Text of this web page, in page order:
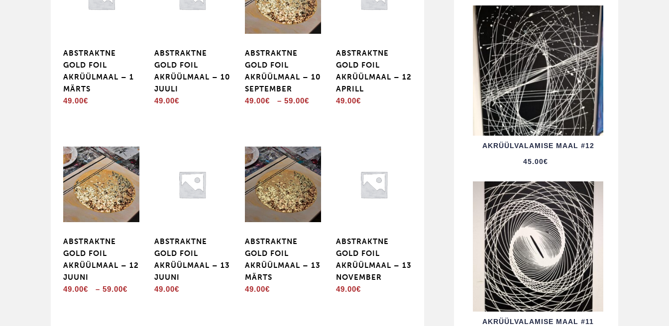
ABSTRAKTNE
GOLD FOIL
AKRÜÜLMAAL – 1
MÄRTS
49.00€
ABSTRAKTNE
GOLD FOIL
AKRÜÜLMAAL – 10
JUULI
49.00€
ABSTRAKTNE
GOLD FOIL
AKRÜÜLMAAL – 10
SEPTEMBER
49.00€ – 59.00€
59.00€
ABSTRAKTNE
GOLD FOIL
AKRÜÜLMAAL – 12
APRILL
49.00€
ABSTRAKTNE
GOLD FOIL
AKRÜÜLMAAL – 12
JUUNI
49.00€ – 59.00€
ABSTRAKTNE
GOLD FOIL
AKRÜÜLMAAL – 13
JUUNI
49.00€
ABSTRAKTNE
GOLD FOIL
AKRÜÜLMAAL – 13
MÄRTS
49.00€
ABSTRAKTNE
GOLD FOIL
AKRÜÜLMAAL – 13
NOVEMBER
49.00€
AKRÜÜL­VALAMISE MAAL #12
45.00€
AKRÜÜL­VALAMISE MAAL #11